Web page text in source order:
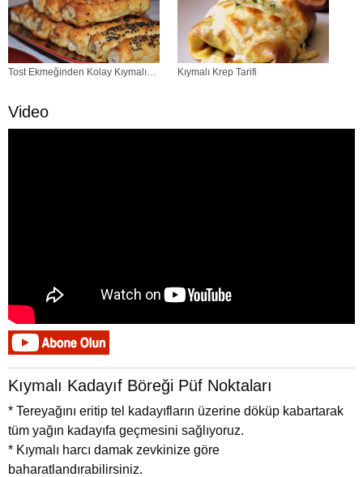
Tost Ekmeğinden Kolay Kıymalı
Kıymalı Krep Tarifi
Video
Kıymalı Kadayıf Böreği Püf Noktaları
* Tereyağını eritip tel kadayıfların üzerine döküp kabartarak
tüm yağın kadayıfa geçmesini sağlıyoruz.
* Kıymalı harcı damak zevkinize göre
baharatlandırabilirsiniz.